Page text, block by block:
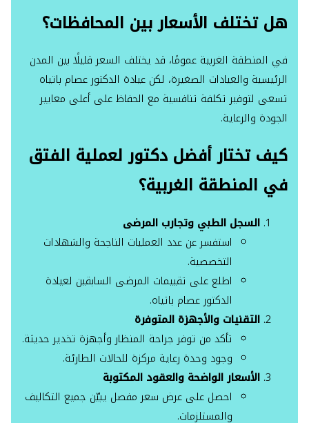
هل تختلف الأسعار بين المحافظات؟
في المنطقة الغربية عمومًا، قد يختلف السعر قليلًا بين المدن
الرئيسية والعيادات الصغيرة، لكن عيادة الدكتور عصام باتياه
تسعى لتوفير تكلفة تنافسية مع الحفاظ على أعلى معايير
الجودة والرعاية.
كيف تختار أفضل دكتور لعملية الفتق
في المنطقة الغربية؟
السجل الطبي وتجارب المرضى
استفسر عن عدد العمليات الناجحة والشهادات
التخصصية.
اطلع على تقييمات المرضى السابقين لعيادة
الدكتور عصام باتياه.
التقنيات والأجهزة المتوفرة
تأكد من توفر جراحة المنظار وأجهزة تخدير حديثة.
وجود وحدة رعاية مركزة للحالات الطارئة.
الأسعار الواضحة والعقود المكتوبة
احصل على عرض سعر مفصل يبيّن جميع التكاليف
والمستلزمات.